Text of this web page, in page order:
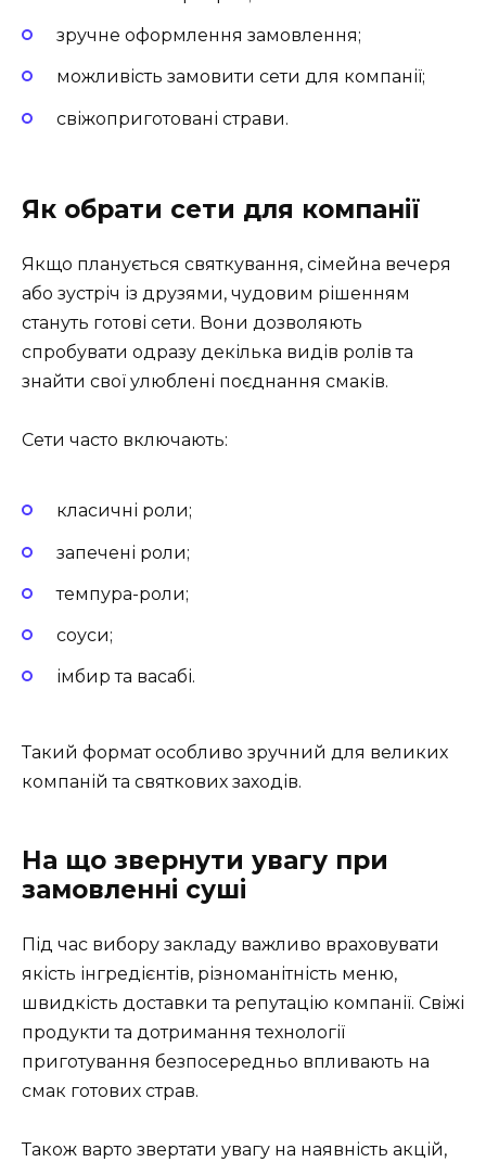
зручне оформлення замовлення;
можливість замовити сети для компанії;
свіжоприготовані страви.
Як обрати сети для компанії
Якщо планується святкування, сімейна вечеря
або зустріч із друзями, чудовим рішенням
стануть готові сети. Вони дозволяють
спробувати одразу декілька видів ролів та
знайти свої улюблені поєднання смаків.
Сети часто включають:
класичні роли;
запечені роли;
темпура-роли;
соуси;
імбир та васабі.
Такий формат особливо зручний для великих
компаній та святкових заходів.
На що звернути увагу при
замовленні суші
Під час вибору закладу важливо враховувати
якість інгредієнтів, різноманітність меню,
швидкість доставки та репутацію компанії. Свіжі
продукти та дотримання технології
приготування безпосередньо впливають на
смак готових страв.
Також варто звертати увагу на наявність акцій,